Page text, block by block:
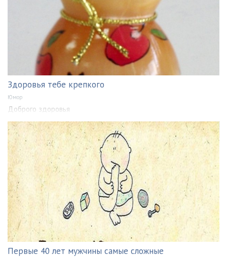
Здоровья тебе крепкого
Юмор
Доброго здоровья
Первые 40 лет мужчины самые сложные